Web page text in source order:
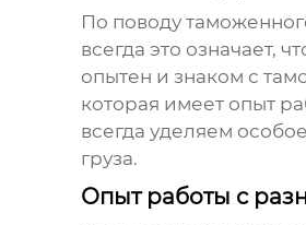
По поводу
всегда это означает,
опытен и знаком с
которая имеет опыт
всегда уделяем
груза.
Опыт работы с